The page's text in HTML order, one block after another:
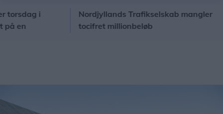
i
Nordjyllands Trafikselskab mangler
tocifret millionbeløb